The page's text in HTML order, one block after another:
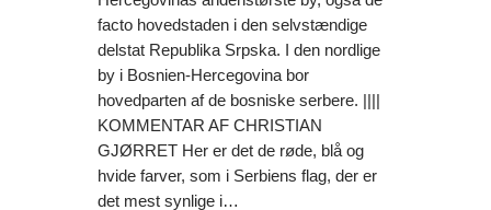
facto hovedstaden i den selvstændige
delstat Republika Srpska. I den nordlige
by i Bosnien-Hercegovina bor
hovedparten af de bosniske serbere. ||||
KOMMENTAR AF CHRISTIAN
GJØRRET Her er det de røde, blå og
hvide farver, som i Serbiens flag, der er
det mest synlige i…